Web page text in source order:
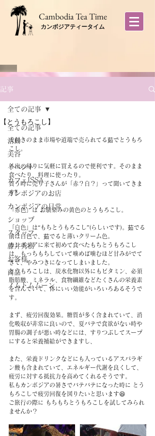
​Cambodia Tea Time
カンボジアティータイム
記事
全ての記事
活動
美容
イベント
カフェISSA
カンボジアのお店
カンボジアの日常
ショップ
スタッフ
藤井秀樹
お客様
商品
ノムトムムーン
全ての記事
【とうもろこし】
皮付きのまま市場や道端で売られてる茹でとうもろ
こし。
外出の帰りに気軽に買えるので便利です。そのまま
食べたり、料理に使ったり。
買う時に売り子さんが「赤？白？」って聞いてきま
す⁈
「赤色」は お馴染みの黄色のとうもろこし。
「白色」は“もちとうもろこし”(らしいです)。茹でる
前は白色で、茹でると薄いクリーム色。
カンボジアに来て初めて食べたもちとうもろこし
は、もっちもちしていて噛めば噛むほど甘みがでて
きて、やみつきになってしまいました。
とうもろこしは、炭水化物以外にもビタミン、必須
脂肪酸、ミネラル、食物繊維などたくさんの栄養素
を含んでいて、体にいい効能がいろいろあるそうで
す。
まず、疲労回復効果。糖質が多く含まれていて、消
化吸収が非常に良いので、夏バテで食欲がない時や
胃腸の調子が悪い時などには、すりつぶしてスープ
にすると栄養補給ができますし、
また、栄養ドリンクなどにも入っているアスパラギ
ン酸も含まれていて、エネルギー代謝を良くして、
疲労に対する抵抗力を高めてくれるそうです。
私もカンボジアの暑さでバテバテになった時に とう
もろこしで疲労回復を図りたいと思います😆
ご旅行の際に もちもちとうもろこしを試してみられ
ませんか？